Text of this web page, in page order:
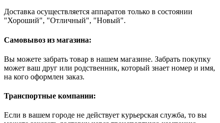
Доставка осуществляется аппаратов только в состоянии
"Хороший", "Отличный", "Новый".
Самовывоз из магазина:
Вы можете забрать товар в нашем магазине. Забрать покупку
может ваш друг или родственник, который знает номер и имя,
на кого оформлен заказ.
Транспортные компании:
Если в вашем городе не действует курьерская служба, то вы